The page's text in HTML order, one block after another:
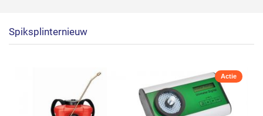
Spiksplinternieuw
Actie